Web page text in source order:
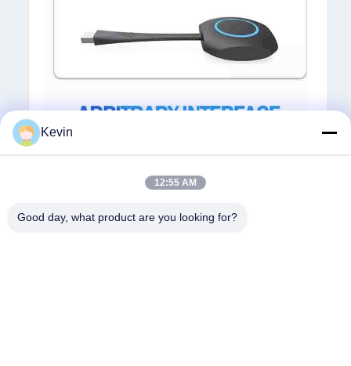
Kevin
12:55 AM
Good day, what product are you looking for?